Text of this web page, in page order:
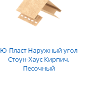
Ю-Пласт Наружный угол
Стоун-Хаус Кирпич,
Песочный